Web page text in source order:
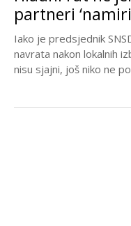
partneri
Iako je predsjednik
navrata nakon lokalnih
nisu sjajni, još niko ne